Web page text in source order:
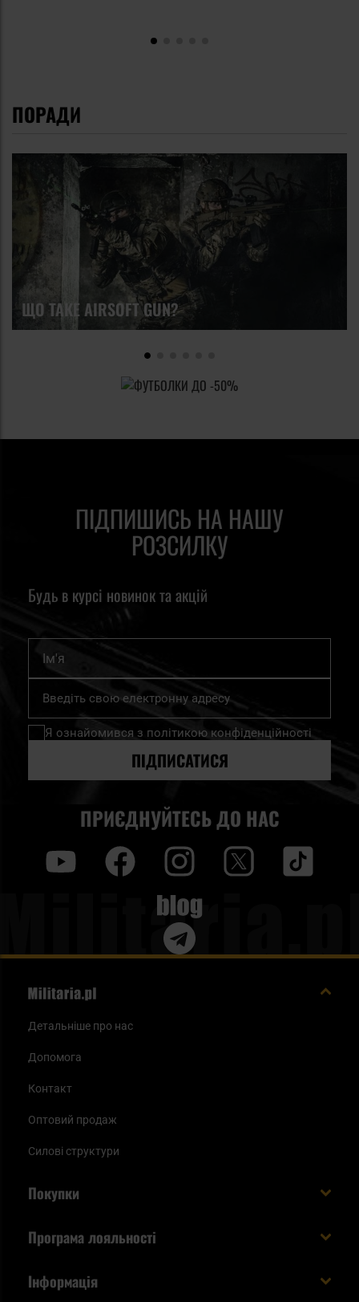
ПОРАДИ
ЩО ТАКЕ AIRSOFT GUN?
ПІДПИШИСЬ НА НАШУ
РОЗСИЛКУ
Будь в курсі новинок та акцій
Підпишіться
нашу
розсилку
Я ознайомився з політикою конфіденційності
ПІДПИСАТИСЯ
ПРИЄДНУЙТЕСЬ ДО НАС
Blog
Детальніше про нас
Допомога
Контакт
Оптовий продаж
Силові структури
Покупки
Способи оплати
Програма лояльності
Інформація